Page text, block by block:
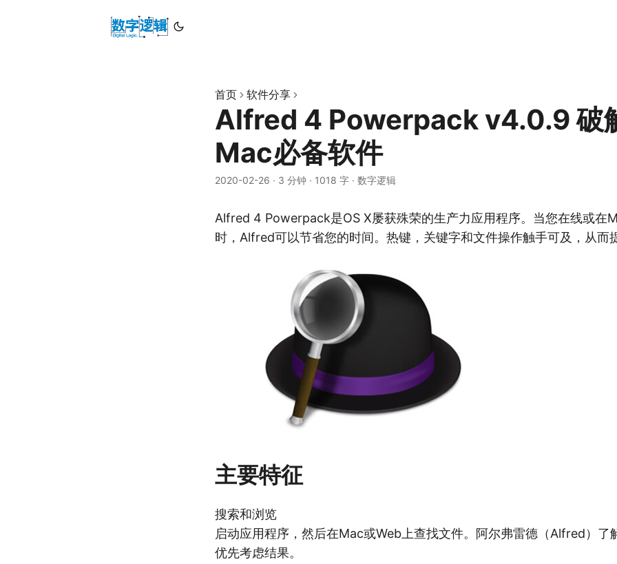
首页 软件分享
Alfred 4 Powerpack v4.0.9 破
Mac必备软件
2020-02-26 · 3 分钟 · 1018 字 · 数字逻辑
Alfred 4 Powerpack是OS X屡获殊荣的生产力应用程序。当您在线或在
时，Alfred可以节省您的时间。热键，关键字和文件操作触手可及，从而
主要特征
搜索和浏览
启动应用程序，然后在Mac或Web上查找文件。阿尔弗雷德（Alfred）了
优先考虑结果。